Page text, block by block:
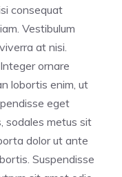
consequat
Vestibulum
at nisi.
ornare
lobortis enim, ut
eget
sodales metus sit
dolor ut ante
Suspendisse